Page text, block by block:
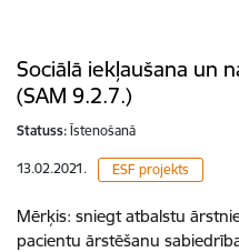
Sociālā iekļaušana un
(SAM 9.2.7.)
Statuss: Īstenošanā
13.02.2021. ESF projekts
Mērķis: sniegt atbalstu
pacientu ārstēšanu